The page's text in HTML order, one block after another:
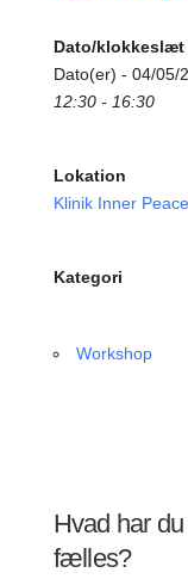
Dato/klokkeslæt
Dato(er) - 04/05/
12:30 - 16:30
Lokation
Klinik Inner Peace
Kategori
Workshop
Hvad har
fælles?